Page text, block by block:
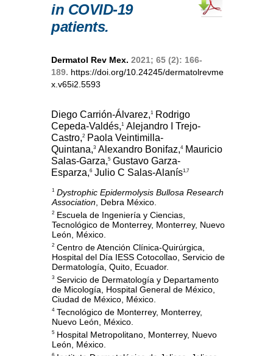
in COVID-19
patients.
Dermatol Rev Mex. 2021; 65 (2): 166-
189. https://doi.org/10.24245/dermatolrevme
x.v65i2.5593
Diego Carrión-Álvarez,1
Rodrigo
Cepeda-Valdés,1
Alejandro I Trejo-
Castro,2
Paola Veintimilla-
Quintana,3 Alexandro Bonifaz,4Mauricio
Salas-Garza,5 Gustavo Garza-
Esparza,6 Julio C Salas-Alanís1,7
1 Dystrophic Epidermolysis Bullosa Research
Association , Debra México.
2 Escuela de Ingeniería y Ciencias,
Tecnológico de Monterrey, Monterrey, Nuevo
León, México.
2 Centro de Atención Clínica-Quirúrgica,
Hospital del Día IESS Cotocollao, Servicio de
Dermatología, Quito, Ecuador.
3 Servicio de Dermatología y Departamento
de Micología, Hospital General de México,
Ciudad de México, México.
4Tecnológico de Monterrey, Monterrey,
Nuevo León, México.
5 Hospital Metropolitano, Monterrey, Nuevo
León, México.